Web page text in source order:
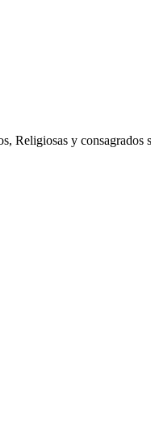
Religiosas y